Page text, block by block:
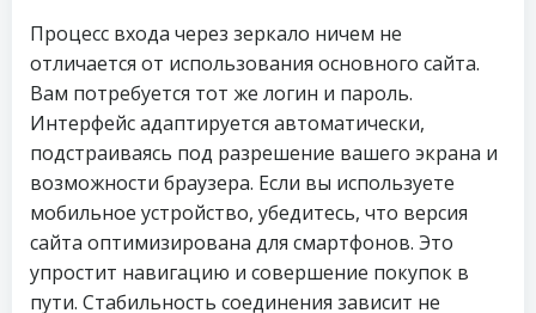
Процесс входа через зеркало ничем не
отличается от использования основного сайта.
Вам потребуется тот же логин и пароль.
Интерфейс адаптируется автоматически,
подстраиваясь под разрешение вашего экрана и
возможности браузера. Если вы используете
мобильное устройство, убедитесь, что версия
сайта оптимизирована для смартфонов. Это
упростит навигацию и совершение покупок в
пути. Стабильность соединения зависит не